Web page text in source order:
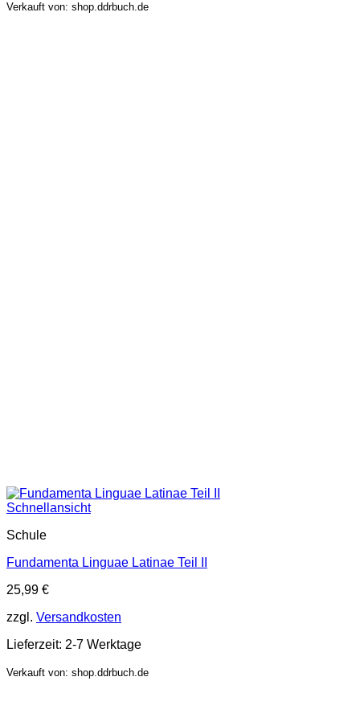
Verkauft von: shop.ddrbuch.de
Schnellansicht
Schule
Fundamenta Linguae Latinae Teil II
25,99 €
zzgl. Versandkosten
Lieferzeit: 2-7 Werktage
Verkauft von: shop.ddrbuch.de